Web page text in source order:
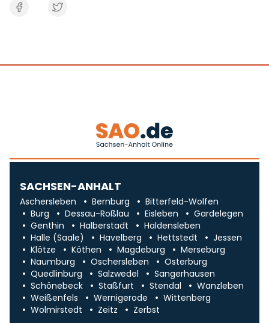
SACHSEN-ANHALT
Aschersleben Bernburg
Bitterfeld-Wolfen
Burg
Dessau-Roßlau Eisleben
Gardelegen
Genthin
Halberstadt
Haldensleben
Halle (Saale)
Havelberg Hettstedt
Jessen
Klötze
Köthen Magdeburg
Merseburg
Naumburg
Oschersleben
Osterburg
Quedlinburg
Salzwedel
Sangerhausen
Schönebeck
Staßfurt Stendal
Wanzleben
Weißenfels
Wernigerode
Wittenberg
Wolmirstedt
Zeitz Zerbst